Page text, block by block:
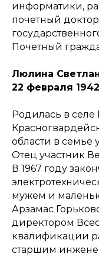
информатики,
почетный
Почетный
Люлина
22 февраля 1942
Родилась в селе
области в семье
Отец участник
В 1967 году
мужем и
Арзамас
директором
квалификации
старшим